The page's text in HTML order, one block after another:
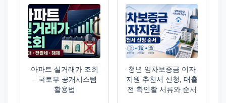
아파트 실거래가 조회
– 국토부 공개시스템
활용법
청년 임차보증금 이자
지원 추천서 신청, 대출
전 확인할 서류와 순서